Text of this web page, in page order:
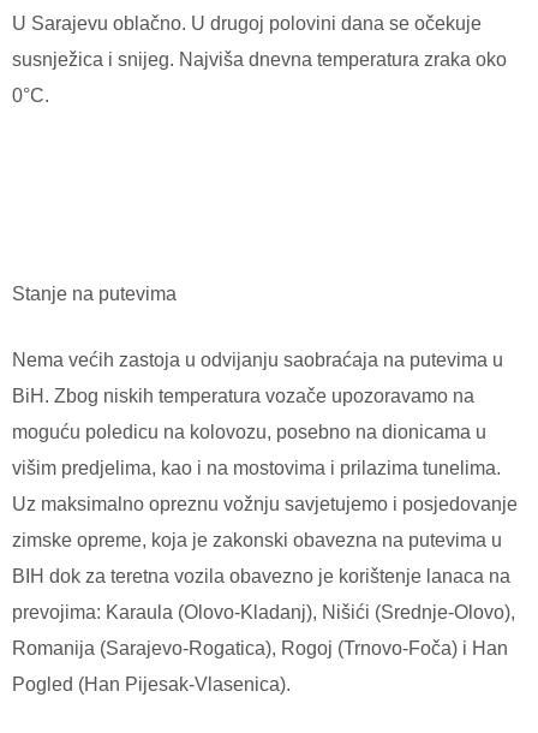
U Sarajevu oblačno. U drugoj polovini dana se očekuje
susnježica i snijeg. Najviša dnevna temperatura zraka oko
0°C.
Stanje na putevima
Nema većih zastoja u odvijanju saobraćaja na putevima u
BiH. Zbog niskih temperatura vozače upozoravamo na
moguću poledicu na kolovozu, posebno na dionicama u
višim predjelima, kao i na mostovima i prilazima tunelima.
Uz maksimalno opreznu vožnju savjetujemo i posjedovanje
zimske opreme, koja je zakonski obavezna na putevima u
BIH dok za teretna vozila obavezno je korištenje lanaca na
prevojima: Karaula (Olovo-Kladanj), Nišići (Srednje-Olovo),
Romanija (Sarajevo-Rogatica), Rogoj (Trnovo-Foča) i Han
Pogled (Han Pijesak-Vlasenica).